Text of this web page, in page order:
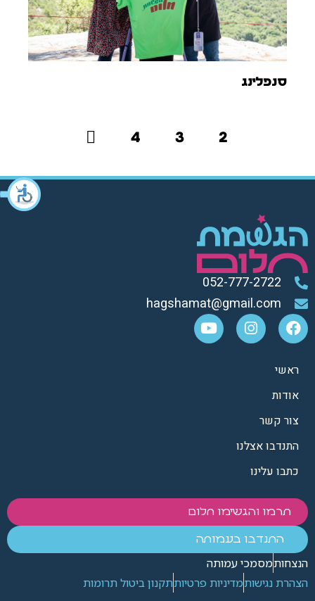
סנפלינג
2
3
4
052-777-2722
hagshamat@gmail.com
ראשי
אודות
צור קשר
התנדבו אצלנו
כתבו עלינו
תרמו והגשימו חלום
התנדבו בעמותה
הנצחותמסמכי עמותה
הצהרת נגישותמדיניות פרטיותתקנון ביטול תרומות